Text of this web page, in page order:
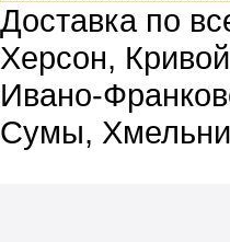
Доставка по
Херсон,
Ивано-
Сумы,